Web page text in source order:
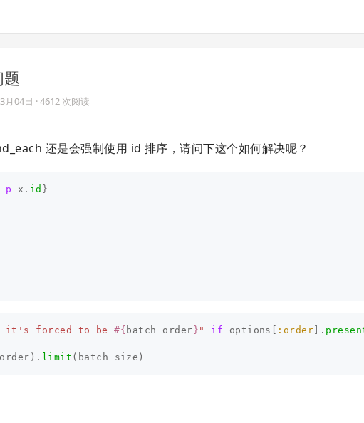
月04日 · 4612 次阅读
还是会强制使用 id 排序，请问下这个如何解决呢？
p x . id }
it's forced to be #{ batch_order} " if options [ :order].
). limit ( batch_size )